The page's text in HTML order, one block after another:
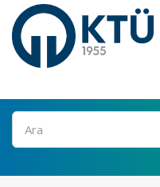
Ara